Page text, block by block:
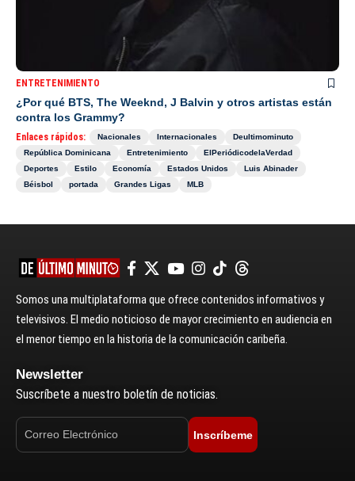
ENTRETENIMIENTO
¿Por qué BTS, The Weeknd, J Balvin y otros artistas están
contra los Grammy?
Enlaces rápidos: Nacionales Internacionales
Deultimominuto
República Dominicana
Entretenimiento
ElPeriódicodelaVerdad
Deportes
Estilo Economía Estados Unidos
Luis Abinader
Béisbol
portada Grandes Ligas MLB
Somos una multiplataforma que ofrece contenidos informativos y
televisivos. El medio noticioso de mayor crecimiento en audiencia en
el menor tiempo en la historia de la comunicación caribeña.
Newsletter
Suscríbete a nuestro boletín de noticias.
Inscríbeme